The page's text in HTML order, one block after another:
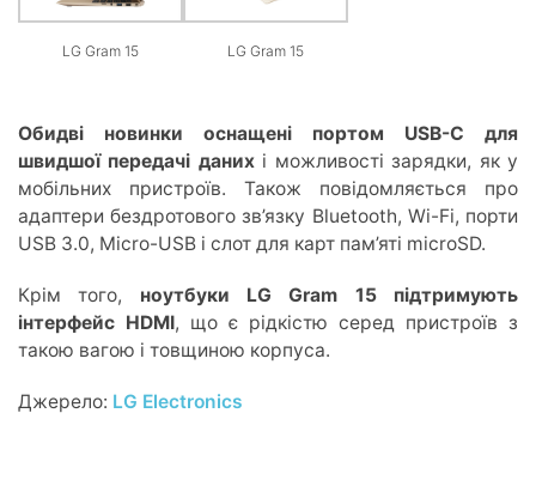
LG Gram 15 LG Gram 15
Обидві новинки оснащені портом USB-C для
швидшої передачі данихі можливості зарядки, як у
мобільних пристроїв. Також повідомляється про
адаптери бездротового зв’язку Bluetooth, Wi-Fi, порти
USB 3.0, Micro-USB і слот для карт пам’яті microSD.
Крім того, ноутбуки LG Gram 15 підтримують
інтерфейс HDMI, що є рідкістю серед пристроїв з
такою вагою і товщиною корпуса.
Джерело: LG Electronics